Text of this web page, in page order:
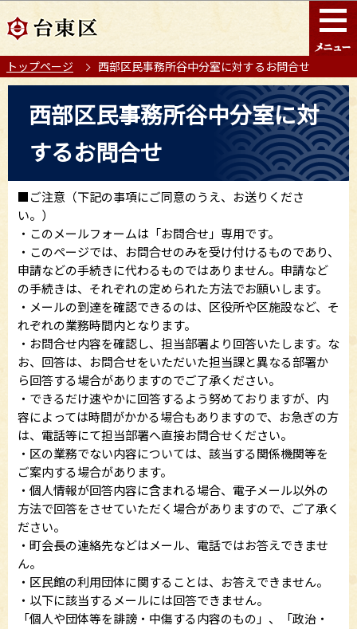
の
ー
ジ
トップページ 西部区民事務所谷中分室に対するお問合せ
ら
西部区民事務所谷中分室に対
するお問合せ
■ご注意（下記の事項にご同意のうえ、お送りくださ
い。）
・このメールフォームは「お問合せ」専用です。
・このページでは、お問合せのみを受け付けるものであり、
申請などの手続きに代わるものではありません。申請など
の手続きは、それぞれの定められた方法でお願いします。
・メールの到達を確認できるのは、区役所や区施設など、そ
れぞれの業務時間内となります。
・お問合せ内容を確認し、担当部署より回答いたします。な
お、回答は、お問合せをいただいた担当課と異なる部署か
ら回答する場合がありますのでご了承ください。
・できるだけ速やかに回答するよう努めておりますが、内
容によっては時間がかかる場合もありますので、お急ぎの方
は、電話等にて担当部署へ直接お問合せください。
・区の業務でない内容については、該当する関係機関等を
ご案内する場合があります。
・個人情報が回答内容に含まれる場合、電子メール以外の
方法で回答をさせていただく場合がありますので、ご了承く
ださい。
・町会長の連絡先などはメール、電話ではお答えできませ
ん。
・区民館の利用団体に関することは、お答えできません。
・以下に該当するメールには回答できません。
「個人や団体等を誹謗・中傷する内容のもの」、「政治・